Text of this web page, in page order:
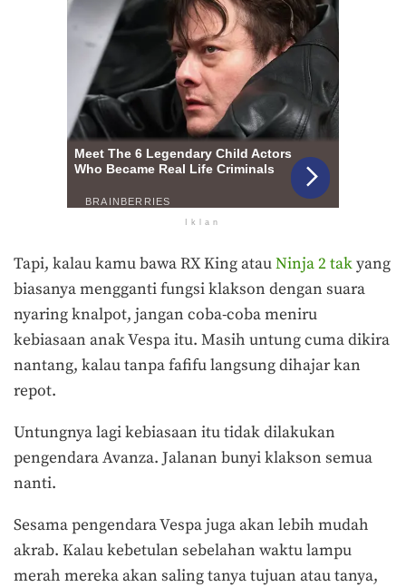
Iklan
Tapi, kalau kamu bawa RX King atauNinja 2 takyang
biasanya mengganti fungsi klakson dengan suara
nyaring knalpot, jangan coba-coba meniru
kebiasaan anak Vespa itu. Masih untung cuma dikira
nantang, kalau tanpa fafifu langsung dihajar kan
repot.
Untungnya lagi kebiasaan itu tidak dilakukan
pengendara Avanza. Jalanan bunyi klakson semua
nanti.
Sesama pengendara Vespa juga akan lebih mudah
akrab. Kalau kebetulan sebelahan waktu lampu
merah mereka akan saling tanya tujuan atau tanya,